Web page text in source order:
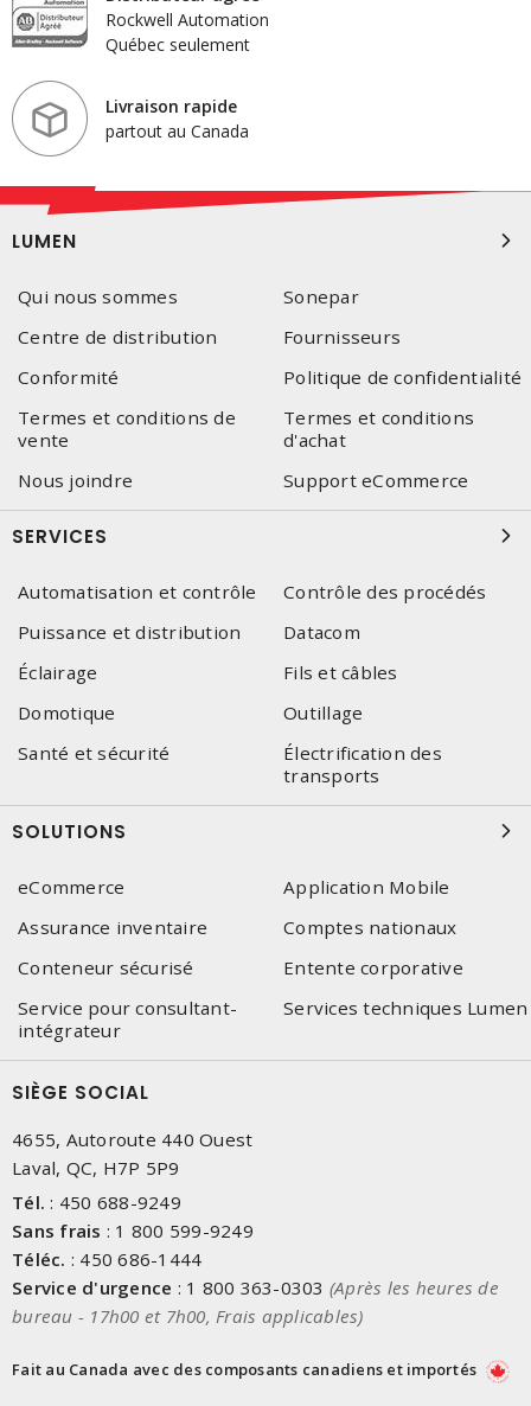
Rockwell Automation
Québec seulement
Livraison rapide
partout au Canada
LUMEN
Qui nous sommes
Sonepar
Centre de distribution
Fournisseurs
Conformité
Politique de confidentialité
Termes et conditions de
vente
Termes et conditions
d'achat
Nous joindre
Support eCommerce
SERVICES
Automatisation et contrôle
Contrôle des procédés
Puissance et distribution
Datacom
Éclairage
Fils et câbles
Domotique
Outillage
Santé et sécurité
Électrification des
transports
SOLUTIONS
eCommerce
Application Mobile
Assurance inventaire
Comptes nationaux
Conteneur sécurisé
Entente corporative
Service pour consultant-
intégrateur
Services techniques Lumen
SIÈGE SOCIAL
4655, Autoroute 440 Ouest
Laval, QC, H7P 5P9
Tél. : 450 688-9249
Sans frais : 1 800 599-9249
Téléc. : 450 686-1444
Service d'urgence : 1 800 363-0303 (Après les heures de
bureau - 17h00 et 7h00, Frais applicables)
Fait au Canada avec des composants canadiens et importés